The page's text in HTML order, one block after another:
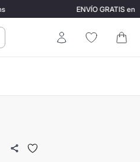
ENVÍO GRATIS en
Entrar